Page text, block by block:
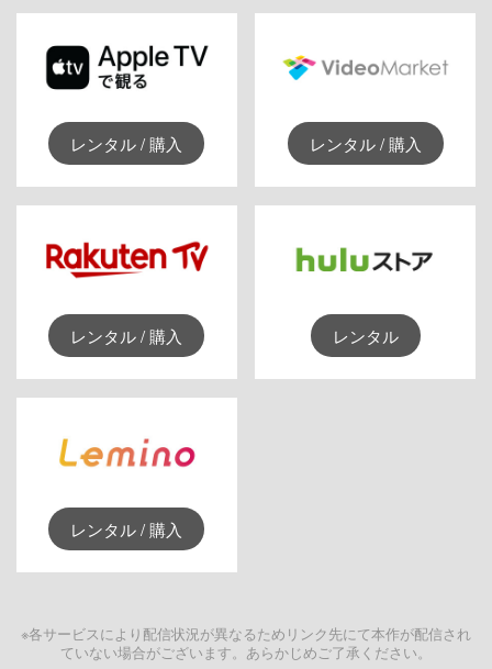
レンタル / 購入 レンタル / 購入
レンタル / 購入 レンタル
レンタル / 購入
※各サービスにより配信状況が異なるためリンク先にて本作が配信され
ていない場合がございます。あらかじめご了承ください。